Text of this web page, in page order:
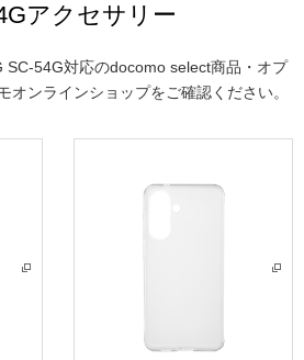
アクセサリー
SC-54G対応のdocomo select商品・オプ
オンラインショップをご確認ください。